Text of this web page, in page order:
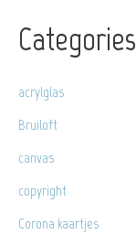
Categories
acrylglas
Bruiloft
canvas
copyright
Corona kaartjes